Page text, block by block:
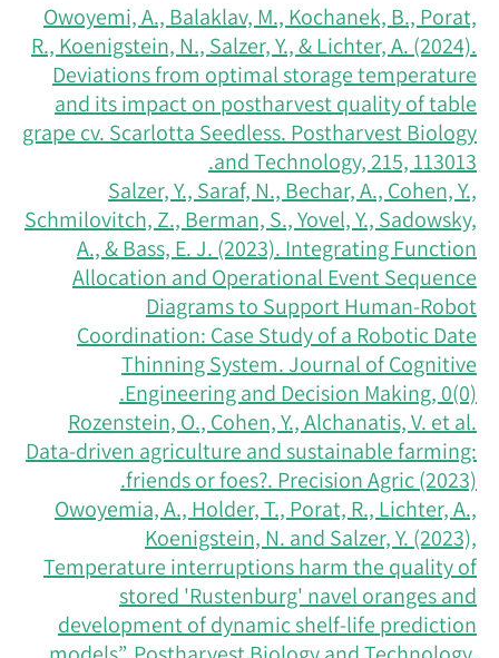
Owoyemi, A., Balaklav, M., Kochanek, B., Porat,
R., Koenigstein, N., Salzer, Y., & Lichter, A. (2024).
Deviations from optimal storage temperature
and its impact on postharvest quality of table
grape cv. Scarlotta Seedless. Postharvest Biology
and Technology, 215, 113013.‏
Salzer, Y., Saraf, N., Bechar, A., Cohen, Y.,
Schmilovitch, Z., Berman, S., Yovel, Y., Sadowsky,
A., & Bass, E. J. (2023). Integrating Function
Allocation and Operational Event Sequence
Diagrams to Support Human-Robot
Coordination: Case Study of a Robotic Date
Thinning System. Journal of Cognitive
Engineering and Decision Making, 0(0).
Rozenstein, O., Cohen, Y., Alchanatis, V. et al.
Data-driven agriculture and sustainable farming:
friends or foes?. Precision Agric (2023).
Owoyemia, A., Holder, T., Porat, R., Lichter, A.,
Koenigstein, N. and Salzer, Y. (2023),
Temperature interruptions harm the quality of
stored 'Rustenburg' navel oranges and
development of dynamic shelf-life prediction